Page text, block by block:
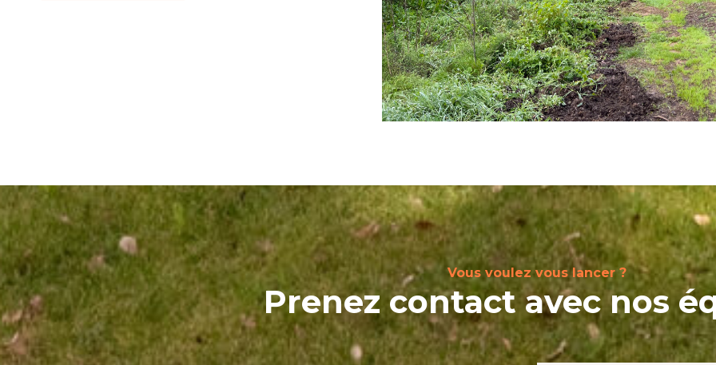
Vous voulez vous lancer ?
Prenez contact avec nos